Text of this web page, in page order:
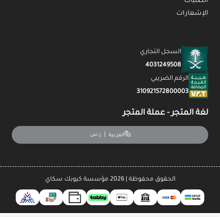
الإشعارات
السجل التجاري
4031249508
الرقم الضريبي
310921572800003
لغة المتجر - عملة المتجر
العربية ر.س
الحقوق محفوظة | 2026 مؤسسة كيوبك سكاي